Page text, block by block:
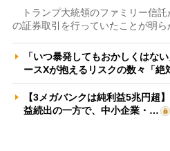
トランプ大統領のファミリー信託
の証券取引を行っていたことが明ら
「いつ暴発してもおかしくはな
ースXが抱えるリスクの数々「
【3メガバンクは純利益5兆円超
益続出の一方で、中小企業・…